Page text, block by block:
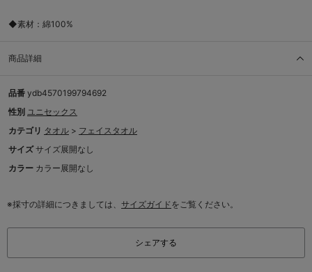
◆素材：綿100%
商品詳細
品番 ydb4570199794692
性別 ユニセックス
カテゴリ タオル > フェイスタオル
サイズ サイズ展開なし
カラー カラー展開なし
※採寸の詳細につきましては、 サイズガイドをご覧ください。
シェアする